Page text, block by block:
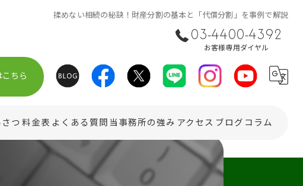
揉めない相続の秘訣！財産分割の基本と「代償分割」を事例で解説
03-4400-4392
お客様専用ダイヤル
ちら
つ 料金表 よくある質問 当事務所の強み アクセス ブログ コラム